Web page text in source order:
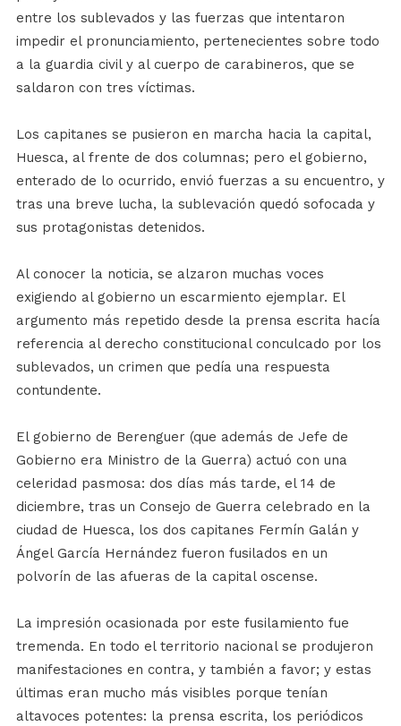
entre los sublevados y las fuerzas que intentaron
impedir el pronunciamiento, pertenecientes sobre todo
a la guardia civil y al cuerpo de carabineros, que se
saldaron con tres víctimas.
Los capitanes se pusieron en marcha hacia la capital,
Huesca, al frente de dos columnas; pero el gobierno,
enterado de lo ocurrido, envió fuerzas a su encuentro, y
tras una breve lucha, la sublevación quedó sofocada y
sus protagonistas detenidos.
Al conocer la noticia, se alzaron muchas voces
exigiendo al gobierno un escarmiento ejemplar. El
argumento más repetido desde la prensa escrita hacía
referencia al derecho constitucional conculcado por los
sublevados, un crimen que pedía una respuesta
contundente.
El gobierno de Berenguer (que además de Jefe de
Gobierno era Ministro de la Guerra) actuó con una
celeridad pasmosa: dos días más tarde, el 14 de
diciembre, tras un Consejo de Guerra celebrado en la
ciudad de Huesca, los dos capitanes Fermín Galán y
Ángel García Hernández fueron fusilados en un
polvorín de las afueras de la capital oscense.
La impresión ocasionada por este fusilamiento fue
tremenda. En todo el territorio nacional se produjeron
manifestaciones en contra, y también a favor; y estas
últimas eran mucho más visibles porque tenían
altavoces potentes: la prensa escrita, los periódicos